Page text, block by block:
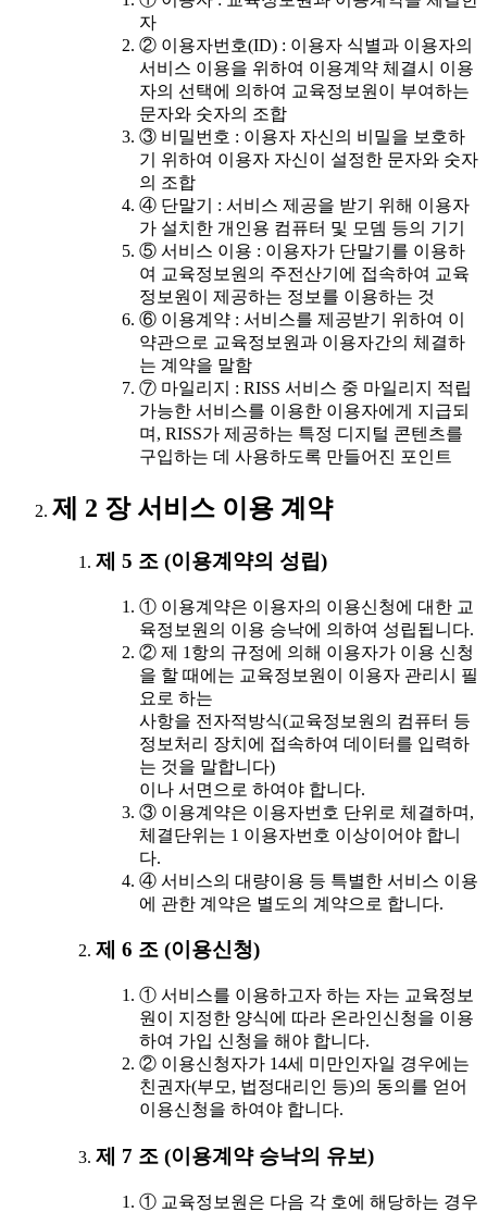
자
② 이용자번호(ID) : 이용자 식별과 이용자의
서비스 이용을 위하여 이용계약 체결시 이용
자의 선택에 의하여 교육정보원이 부여하는
문자와 숫자의 조합
③ 비밀번호 : 이용자 자신의 비밀을 보호하
기 위하여 이용자 자신이 설정한 문자와 숫자
의 조합
④ 단말기 : 서비스 제공을 받기 위해 이용자
가 설치한 개인용 컴퓨터 및 모뎀 등의 기기
⑤ 서비스 이용 : 이용자가 단말기를 이용하
여 교육정보원의 주전산기에 접속하여 교육
정보원이 제공하는 정보를 이용하는 것
⑥ 이용계약 : 서비스를 제공받기 위하여 이
약관으로 교육정보원과 이용자간의 체결하
는 계약을 말함
⑦ 마일리지 : RISS 서비스 중 마일리지 적립
가능한 서비스를 이용한 이용자에게 지급되
며, RISS가 제공하는 특정 디지털 콘텐츠를
구입하는 데 사용하도록 만들어진 포인트
제 2 장 서비스 이용 계약
제 5 조 (이용계약의 성립)
① 이용계약은 이용자의 이용신청에 대한 교
육정보원의 이용 승낙에 의하여 성립됩니다.
② 제 1항의 규정에 의해 이용자가 이용 신청
을 할 때에는 교육정보원이 이용자 관리시 필
요로 하는
사항을 전자적방식(교육정보원의 컴퓨터 등
정보처리 장치에 접속하여 데이터를 입력하
는 것을 말합니다)
이나 서면으로 하여야 합니다.
③ 이용계약은 이용자번호 단위로 체결하며,
체결단위는 1 이용자번호 이상이어야 합니
다.
④ 서비스의 대량이용 등 특별한 서비스 이용
에 관한 계약은 별도의 계약으로 합니다.
제 6 조 (이용신청)
① 서비스를 이용하고자 하는 자는 교육정보
원이 지정한 양식에 따라 온라인신청을 이용
하여 가입 신청을 해야 합니다.
② 이용신청자가 14세 미만인자일 경우에는
친권자(부모, 법정대리인 등)의 동의를 얻어
이용신청을 하여야 합니다.
제 7 조 (이용계약 승낙의 유보)
① 교육정보원은 다음 각 호에 해당하는 경우